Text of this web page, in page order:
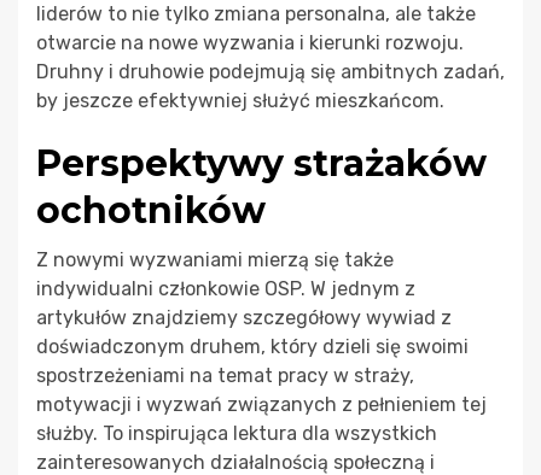
liderów to nie tylko zmiana personalna, ale także
otwarcie na nowe wyzwania i kierunki rozwoju.
Druhny i druhowie podejmują się ambitnych zadań,
by jeszcze efektywniej służyć mieszkańcom.
Perspektywy strażaków
ochotników
Z nowymi wyzwaniami mierzą się także
indywidualni członkowie OSP. W jednym z
artykułów znajdziemy szczegółowy wywiad z
doświadczonym druhem, który dzieli się swoimi
spostrzeżeniami na temat pracy w straży,
motywacji i wyzwań związanych z pełnieniem tej
służby. To inspirująca lektura dla wszystkich
zainteresowanych działalnością społeczną i